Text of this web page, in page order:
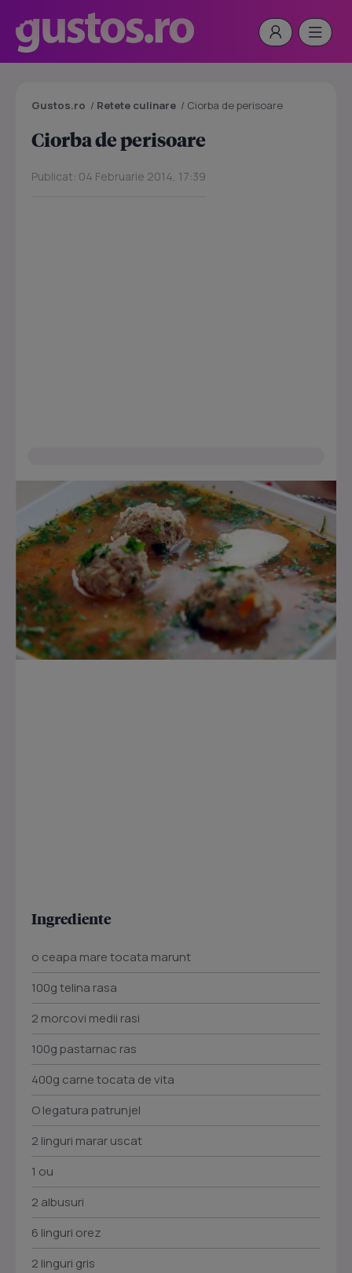
Gustos.ro / Retete culinare / Ciorba de perisoare
Ciorba de perisoare
Publicat: 04 Februarie 2014, 17:39
Ingrediente
o ceapa mare tocata marunt
100g telina rasa
2 morcovi medii rasi
100g pastarnac ras
400g carne tocata de vita
O legatura patrunjel
2 linguri marar uscat
1 ou
2 albusuri
6 linguri orez
2 linguri gris